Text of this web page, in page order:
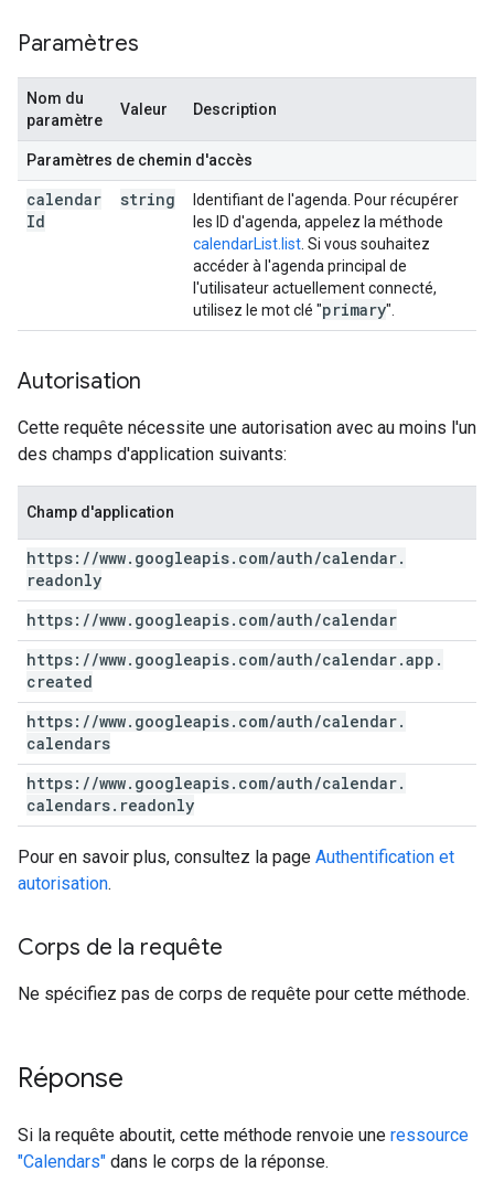
Paramètres
Nom du
paramètre
Valeur Description
Paramètres de chemin d'accès
calendar
Id
string
Identifiant de l'agenda. Pour récupérer
les ID d'agenda, appelez la méthode
calendarList.list . Si vous souhaitez
accéder à l'agenda principal de
l'utilisateur actuellement connecté,
utilisez le mot clé "primary".
Autorisation
Cette requête nécessite une autorisation avec au moins l'un
des champs d'application suivants:
Champ d'application
https: //www. googleapis. com/auth/calendar.
readonly
https: //www. googleapis. com/auth/calendar
https: //www. googleapis. com/auth/calendar.app .
created
https: //www. googleapis. com/auth/calendar.
calendars
https: //www. googleapis. com/auth/calendar.
calendars. readonly
Pour en savoir plus, consultez la page Authentification et
autorisation.
Corps de la requête
Ne spécifiez pas de corps de requête pour cette méthode.
Réponse
Si la requête aboutit, cette méthode renvoie une ressource
"Calendars" dans le corps de la réponse.